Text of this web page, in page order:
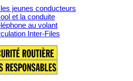
jeunes conducteurs
et la conduite
au volant
Inter-Files